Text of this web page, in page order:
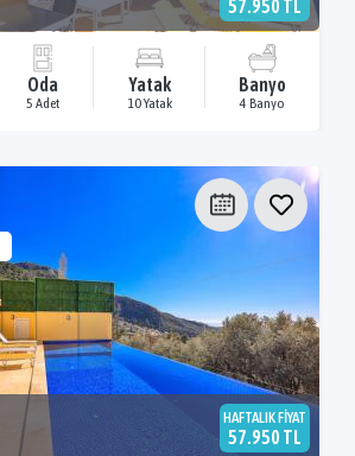
57.950 TL
Oda
5 Adet
Yatak
10 Yatak
Banyo
4 Banyo
HAFTALIK FİYAT
57.950 TL